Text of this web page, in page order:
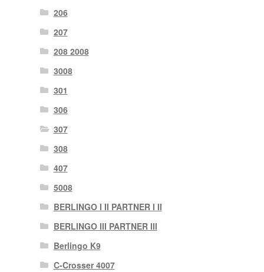
206
207
208 2008
3008
301
306
307
308
407
5008
BERLINGO I II PARTNER I II
BERLINGO III PARTNER III
Berlingo K9
C-Crosser 4007